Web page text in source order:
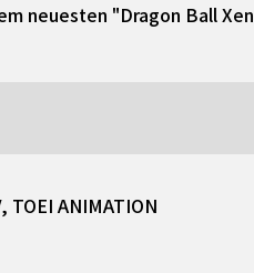
neuesten "Dragon Ball
TOEI ANIMATION